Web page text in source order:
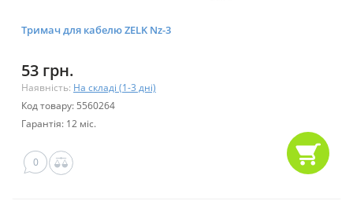
Тримач для кабелю ZELK Nz-3
53 грн.
Наявність: На складі (1-3 дні)
Код товару: 5560264
Гарантія: 12 міс.
0